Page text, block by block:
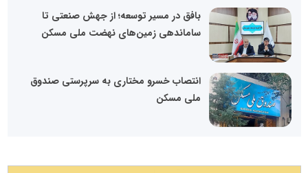
بافق در مسیر توسعه؛ از جهش صنعتی تا
ساماندهی زمین‌های نهضت ملی مسکن
انتصاب خسرو مختاری به سرپرستی صندوق
ملی مسکن